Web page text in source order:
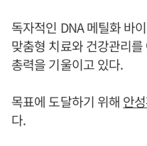
독자적인 DNA 메틸화 바
맞춤형 치료와 건강관리
총력을 기울이고 있다.
목표에 도달하기 위해 안
다.